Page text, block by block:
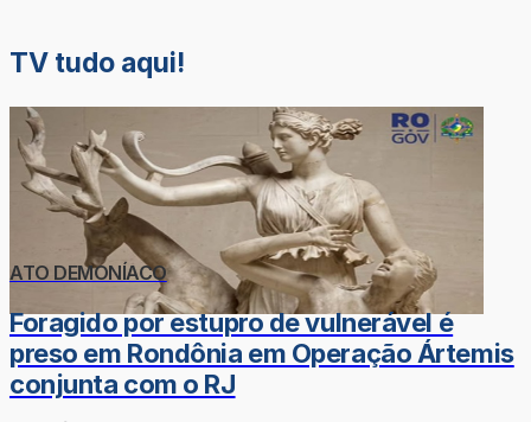
TV tudo aqui!
ATO DEMONÍACO
Foragido por estupro de vulnerável é
preso em Rondônia em Operação Ártemis
conjunta com o RJ